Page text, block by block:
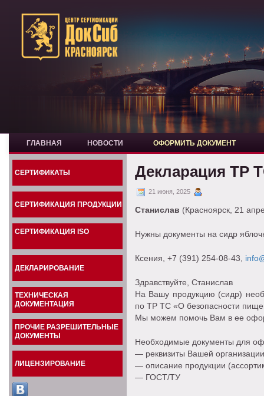
ГЛАВНАЯ НОВОСТИ ОФОРМИТЬ ДОКУМЕНТ
СЕРТИФИКАТЫ
СЕРТИФИКАЦИЯ ПРОДУКЦИИ
СЕРТИФИКАЦИЯ ISO
ДЕКЛАРИРОВАНИЕ
ТЕХНИЧЕСКАЯ
ДОКУМЕНТАЦИЯ
ПРОЧИЕ РАЗРЕШИТЕЛЬНЫЕ
ДОКУМЕНТЫ
ЛИЦЕНЗИРОВАНИЕ
Декларация ТР
21 июня, 2025
Станислав (Красноярск, 21
Нужны документы на сидр
Ксения , +7 (391) 254-08-43,
Здравствуйте, Станислав
На Вашу продукцию (сидр)
по ТР ТС «О безопасности
Мы можем помочь Вам в ее
Необходимые документы для
— реквизиты Вашей
— описание продукции
— ГОСТ/ТУ